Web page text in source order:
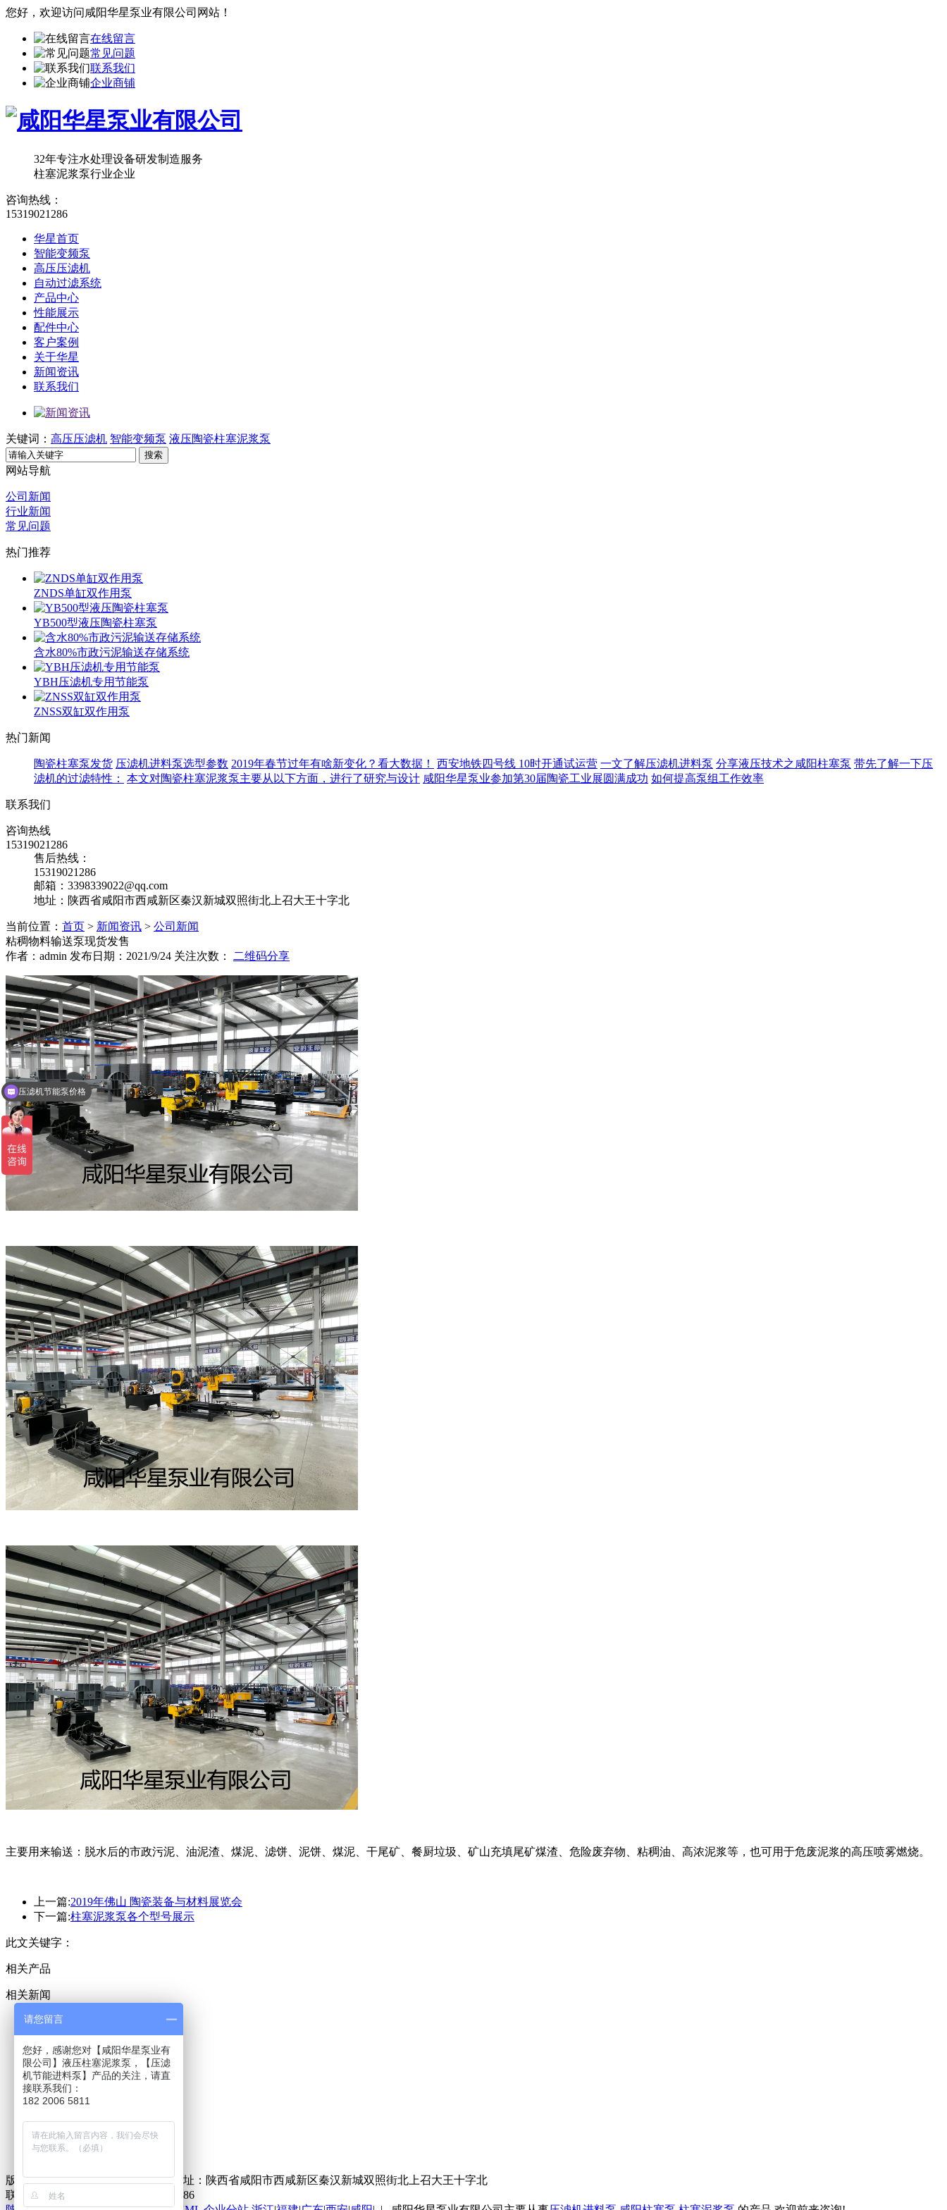
您好，欢迎访问 咸阳华星泵业有限公司 网站！
在线留言
常见问题
联系我们
企业商铺
32年专注水处理设备研发制造服务
柱塞泥浆泵行业企业
咨询热线：
15319021286
华星首页
智能变频泵
高压压滤机
自动过滤系统
产品中心
性能展示
配件中心
客户案例
关于华星
新闻资讯
联系我们
关键词： 高压压滤机 智能变频泵 液压陶瓷柱塞泥浆泵
搜索
网站导航
公司新闻
行业新闻
常见问题
热门推荐
ZNDS单缸双作用泵
YB500型液压陶瓷柱塞泵
含水80%市政污泥输送存储系统
YBH压滤机专用节能泵
ZNSS双缸双作用泵
热门新闻
陶瓷柱塞泵发货 压滤机进料泵选型参数 2019年春节过年有啥新变化？看大数据！ 西安地铁四号线 10时开通试运营 一文了解压滤机进料泵 分享液压技术之咸阳柱塞泵 带先了解一下压
滤机的过滤特性：
本文对陶瓷柱塞泥浆泵主要从以下方面，进行了研究与设计 咸阳华星泵业参加第30届陶瓷工业展圆满成功 如何提高泵组工作效率
联系我们
咨询热线
15319021286
售后热线：
15319021286
邮箱：3398339022@qq.com
地址：陕西省咸阳市西咸新区秦汉新城双照街北上召大王十字北
当前位置： 首页 > 新闻资讯 > 公司新闻
粘稠物料输送泵现货发售
作者：admin 发布日期：2021/9/24 关注次数：
二维码分享
主要用来输送：脱水后的市政污泥、油泥渣、煤泥、滤饼、泥饼、煤泥、干尾矿、餐厨垃圾、矿山充填尾矿煤渣、危险废弃物、粘稠油、高浓泥浆等，也可用于危废泥浆的高压喷雾燃烧。
上一篇:2019年佛山 陶瓷装备与材料展览会
下一篇:柱塞泥浆泵各个型号展示
此文关键字：
相关产品
相关新闻
华星首页
智能变频泵
高压压滤机
自动过滤系统
产品中心
性能展示
客户案例
关于华星
新闻资讯
版权所有 咸阳华星泵业有限公司 地址：陕西省咸阳市西咸新区秦汉新城双照街北上召大王十字北
联系人：吕总
咨询电话：15319021286
压滤机节能泵价格
液压陶瓷柱塞泥浆泵的规格参数
请您留言
您好，感谢您对【咸阳华星泵业有
限公司】液压柱塞泥浆泵，【压滤
机节能进料泵】产品的关注，请直
接联系我们：
182 2006 5811